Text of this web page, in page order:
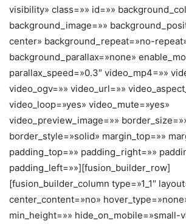
visibility» class=»» id=»»
background_image=»»
center» background_repeat=»no-
background_parallax=»none»
parallax_speed=»0.3″ video_mp4=»»
video_ogv=»» video_url=»»
video_loop=»yes» video_mute=»yes»
video_preview_image=»»
border_style=»solid» margin_top=»»
padding_top=»» padding_right=»»
padding_left=»»][fusion_builder_row]
[fusion_builder_column type=»1_1″
center_content=»no»
min_height=»» hide_on_mobile=»small-